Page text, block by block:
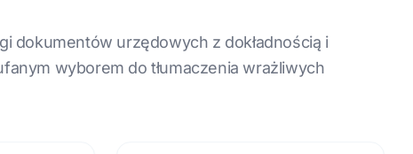
dokumentów urzędowych z dokładnością i
wyborem do tłumaczenia wrażliwych